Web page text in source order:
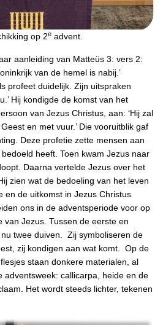
op 2e advent.
aanleiding van Matteüs 3: vers 2:
van de hemel is nabij.’
profeet duidelijk. Zijn uitspraken
Hij kondigde de komst van het
van Jezus Christus, aan: ‘Hij zal
en met vuur.’ Die vooruitblik gaf
Deze profetie zette mensen aan
heeft. Toen kwam Jezus naar
Daarna vertelde Jezus over het
zien wat de bedoeling van het leven
en de uitkomst in Jezus Christus
ons in de adventsperiode voor op
van Jezus. Tussen de eerste en
twee duiven. Zij symboliseren de
zij kondigen aan wat komt. Op de
staan donkere materialen, al
adventsweek: callicarpa, heide en de
Het wordt steeds lichter, tekenen